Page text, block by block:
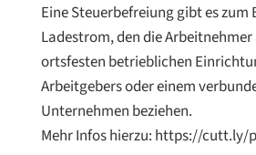
Eine Steuerbefreiung gibt es zum
Ladestrom, den die Arbeitnehmer
ortsfesten betrieblichen
Arbeitgebers oder einem
Unternehmen beziehen.⁠
Mehr Infos hierzu: https://cutt.ly/